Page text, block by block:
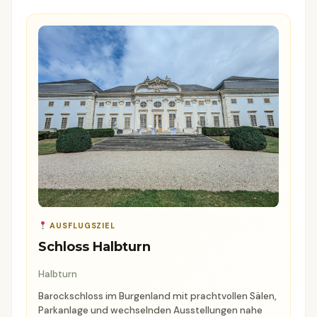
AUSFLUGSZIEL
Schloss Halbturn
Halbturn
Barockschloss im Burgenland mit prachtvollen Sälen,
Parkanlage und wechselnden Ausstellungen nahe